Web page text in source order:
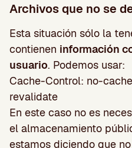
Archivos que no se
Esta situación sólo la
contienen información
usuario. Podemos usar:
Cache-Control: no-
revalidate
En este caso no es
el almacenamiento
estamos diciendo que